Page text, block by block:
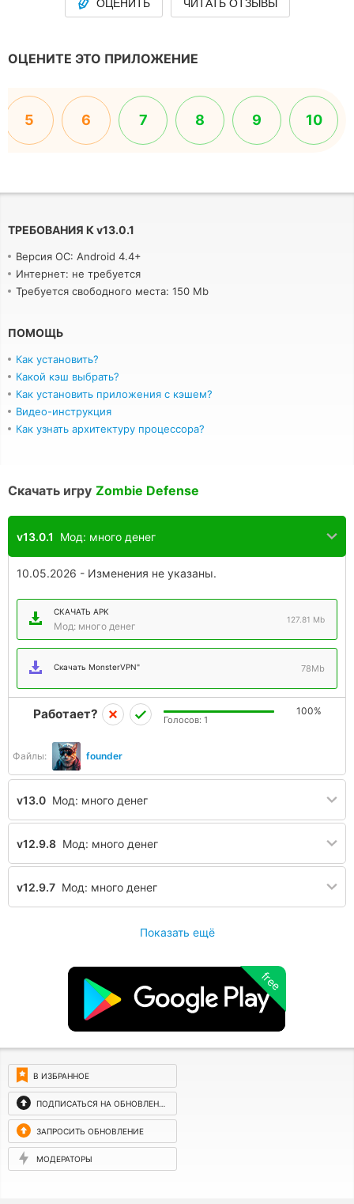
ОЦЕНИТЬ ЧИТАТЬ ОТЗЫВЫ
ОЦЕНИТЕ ЭТО ПРИЛОЖЕНИЕ
5 6 7 8 9 10
ТРЕБОВАНИЯ К v13.0.1
Версия ОС: Android 4.4+
Интернет: не требуется
Требуется свободного места: 150 Mb
ПОМОЩЬ
Как установить?
Какой кэш выбрать?
Как установить приложения с кэшем?
Видео-инструкция
Как узнать архитектуру процессора?
Скачать игру Zombie Defense
v13.0.1 Мод: много денег
10.05.2026 - Изменения не указаны.
СКАЧАТЬ APK
Мод: много денег
127.81 Mb
Скачать MonsterVPN" 78Mb
Файлы: founder
Работает? 100%
Голосов: 1
v13.0 Мод: много денег
v12.9.8 Мод: много денег
v12.9.7 Мод: много денег
Показать ещё
free
В ИЗБРАННОЕ
ПОДПИСАТЬСЯ НА ОБНОВЛЕНИЯ
ЗАПРОСИТЬ ОБНОВЛЕНИЕ
МОДЕРАТОРЫ